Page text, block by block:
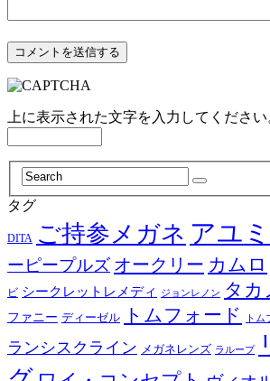
上に表示された文字を入力してください
タグ
DITA ご持参メガネ アユミ
ーピープルズ オークリー カムロ
ビ シークレットレメディ ジョンレノン タカ
ファニー ディーゼル トムフォード トム
ランシスクライン メガネレンズ ラループ